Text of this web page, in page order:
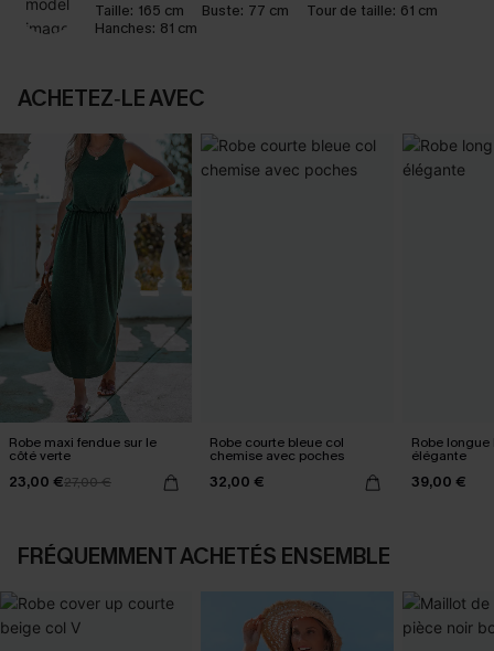
Taille: 165 cm Buste: 77 cm Tour de taille: 61 cm
Hanches: 81 cm
ACHETEZ‑LE AVEC
Robe maxi fendue sur le
côté verte
23,00 €27,00 €
Robe courte bleue col
chemise avec poches
32,00 €
Robe
élégante
39,00 €
FRÉQUEMMENT ACHETÉS ENSEMBLE